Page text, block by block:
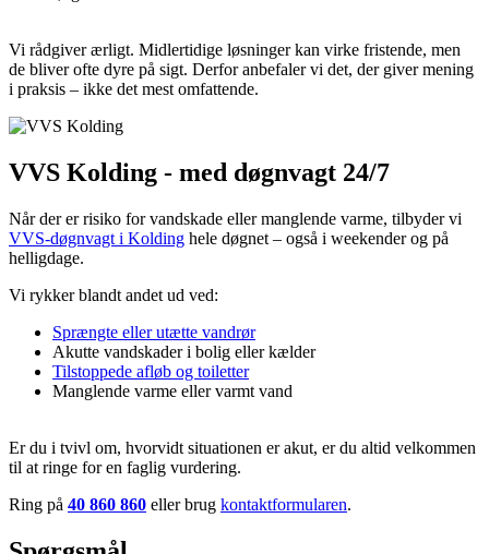
Vi rådgiver ærligt. Midlertidige løsninger kan virke fristende, men
de bliver ofte dyre på sigt. Derfor anbefaler vi det, der giver mening
i praksis – ikke det mest omfattende.
VVS Kolding - med døgnvagt 24/7
Når der er risiko for vandskade eller manglende varme, tilbyder vi
VVS-døgnvagt i Kolding hele døgnet – også i weekender og på
helligdage.
Vi rykker blandt andet ud ved:
Sprængte eller utætte vandrør
Akutte vandskader i bolig eller kælder
Tilstoppede afløb og toiletter
Manglende varme eller varmt vand
Er du i tvivl om, hvorvidt situationen er akut, er du altid velkommen
til at ringe for en faglig vurdering.
Ring på 40 860 860 eller brug kontaktformularen.